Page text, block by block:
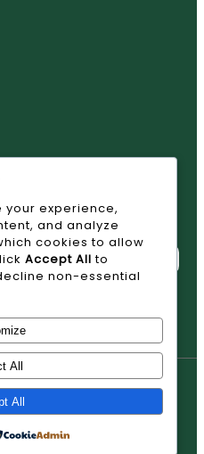
Mit Uns Auf
AVAN
your experience,
and analyze
cookies to allow
Accept All to
non-essential
All
All